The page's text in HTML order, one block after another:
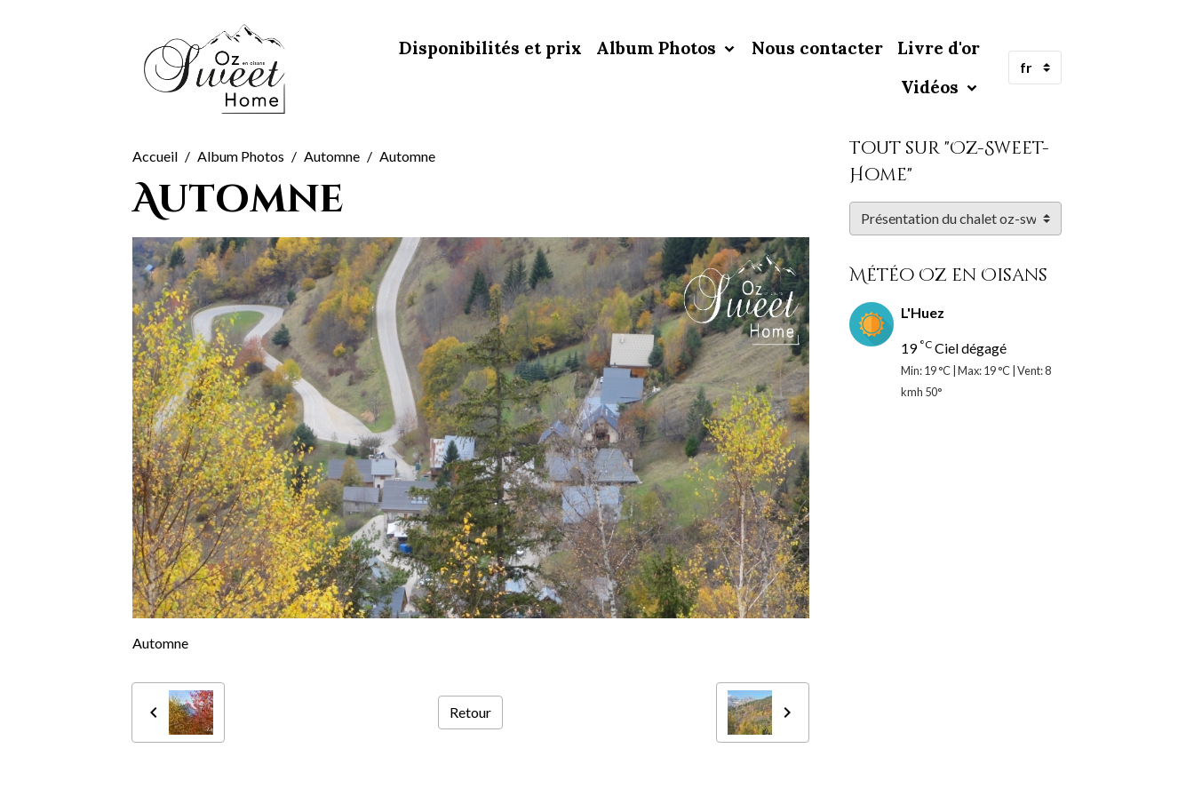
Disponibilités et prix Album Photos Nous contacter
Livre d'or
Vidéos
Accueil Album Photos Automne Automne
Automne
Automne
Retour
Tout sur "Oz-Sweet-
Home"
Météo Oz en Oisans
L'Huez
19 °CCiel dégagé
Min: 19 °C | Max: 19 °C | Vent: 8
kmh 50°